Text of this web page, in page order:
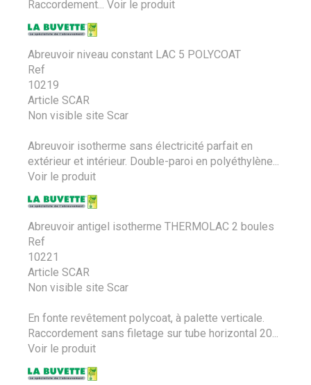
Raccordement...
Voir le produit
Abreuvoir niveau constant LAC 5 POLYCOAT
Ref
10219
Article SCAR
Non visible site Scar
Abreuvoir isotherme sans électricité parfait en
extérieur et intérieur. Double-paroi en polyéthylène...
Voir le produit
Abreuvoir antigel isotherme THERMOLAC 2 boules
Ref
10221
Article SCAR
Non visible site Scar
En fonte revêtement polycoat, à palette verticale.
Raccordement sans filetage sur tube horizontal 20...
Voir le produit